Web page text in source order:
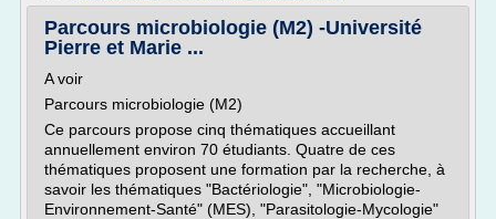
Parcours microbiologie (M2) -Université
Pierre et Marie ...
A voir
Parcours microbiologie (M2)
Ce parcours propose cinq thématiques accueillant
annuellement environ 70 étudiants. Quatre de ces
thématiques proposent une formation par la recherche, à
savoir les thématiques "Bactériologie", "Microbiologie-
Environnement-Santé" (MES), "Parasitologie-Mycologie"